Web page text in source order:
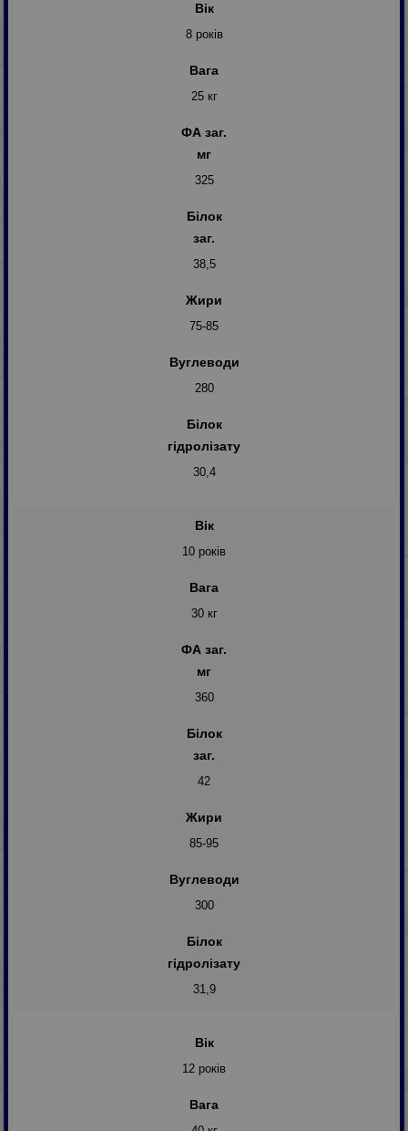
Вік
8 років
Вага
25 кг
ФА заг.
мг
325
Білок
заг.
38,5
Жири
75-85
Вуглеводи
280
Білок
гідролізату
30,4
Вік
10 років
Вага
30 кг
ФА заг.
мг
360
Білок
заг.
42
Жири
85-95
Вуглеводи
300
Білок
гідролізату
31,9
Вік
12 років
Вага